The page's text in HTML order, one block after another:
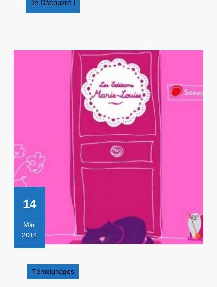
Je Découvre !
Découvre
14
Mar
2014
2014
Témoignages